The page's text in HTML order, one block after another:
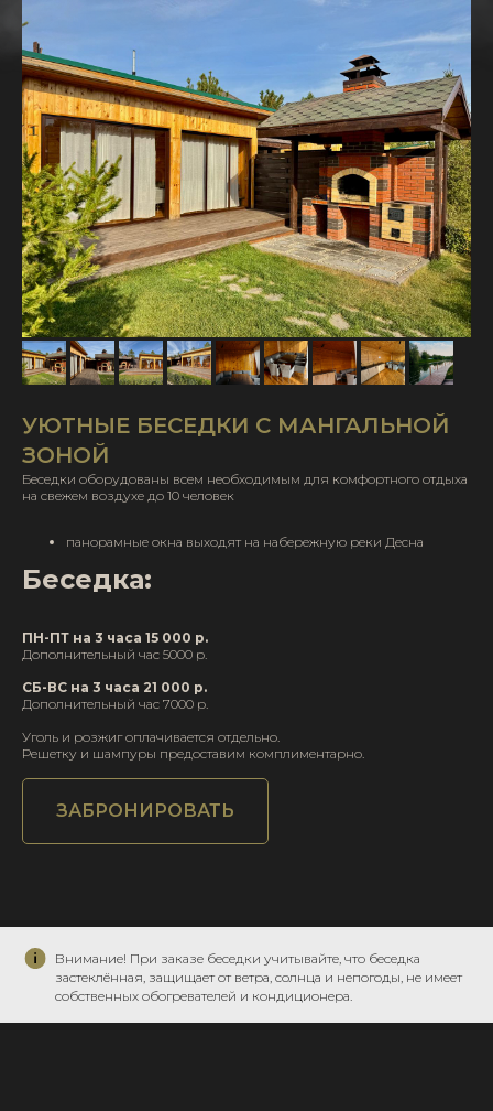
УЮТНЫЕ БЕСЕДКИ С МАНГАЛЬНОЙ
ЗОНОЙ
Беседки оборудованы всем необходимым для комфортного отдыха
на свежем воздухе до 10 человек
панорамные окна выходят на набережную реки Десна
Беседка:
ПН-ПТ на 3 часа 15 000 р.
Дополнительный час 5000 р.
СБ-ВС на 3 часа 21 000 р.
Дополнительный час 7000 р.
Уголь и розжиг оплачивается отдельно.
Решетку и шампуры предоставим комплиментарно.
ЗАБРОНИРОВАТЬ
Внимание! При заказе беседки учитывайте, что беседка
застеклённая, защищает от ветра, солнца и непогоды, не имеет
собственных обогревателей и кондиционера.